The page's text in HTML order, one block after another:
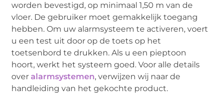
worden bevestigd, op minimaal 1,50 m van de
vloer. De gebruiker moet gemakkelijk toegang
hebben. Om uw alarmsysteem te activeren, voert
u een test uit door op de toets op het
toetsenbord te drukken. Als u een pieptoon
hoort, werkt het systeem goed. Voor alle details
overalarmsystemen, verwijzen wij naar de
handleiding van het gekochte product.